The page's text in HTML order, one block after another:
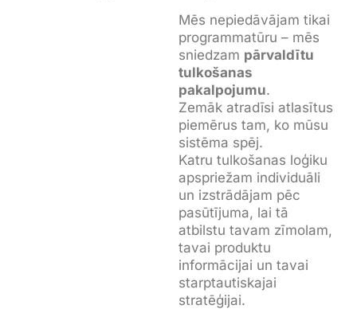
Mēs nepiedāvājam tikai
programmatūru – mēs
sniedzam pārvaldītu
tulkošanas
pakalpojumu.
Zemāk atradīsi atlasītus
piemērus tam, ko mūsu
sistēma spēj.
Katru tulkošanas loģiku
apspriežam individuāli
un izstrādājam pēc
pasūtījuma, lai tā
atbilstu tavam zīmolam,
tavai produktu
informācijai un tavai
starptautiskajai
stratēģijai.